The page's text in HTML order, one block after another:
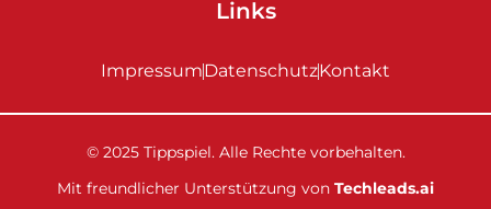
Links
ImpressumDatenschutzKontakt
© 2025 Tippspiel. Alle Rechte vorbehalten.
Mit freundlicher Unterstützung von Techleads.ai